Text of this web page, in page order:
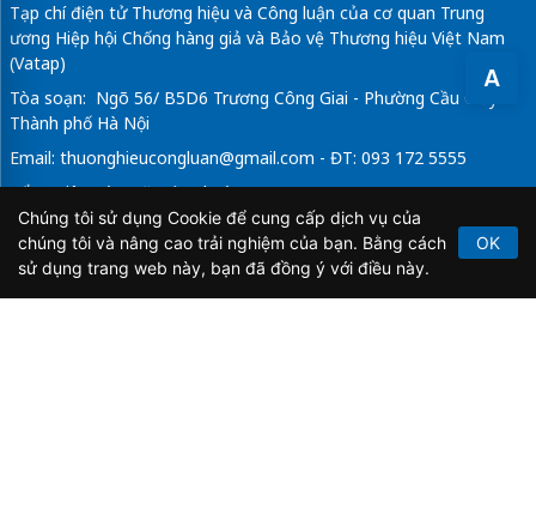
A
Tạp chí điện tử Thương hiệu và Công luận của cơ quan Trung
ương Hiệp hội Chống hàng giả và Bảo vệ Thương hiệu Việt Nam
(Vatap)
Tòa soạn: Ngõ 56/ B5D6 Trương Công Giai - Phường Cầu Giấy -
Thành phố Hà Nội
Email: thuonghieucongluan@gmail.com - ĐT: 093 172 5555
Tổng Biên Tập: Vũ Đức Thuận
Giấy phép hoạt động báo chí điện tử số 64/GP-BTTTT do Bộ
Thông tin và Truyền thông cấp ngày 21/2/2020.
Chúng tôi sử dụng Cookie để cung cấp dịch vụ của
chúng tôi và nâng cao trải nghiệm của bạn. Bằng cách
sử dụng trang web này, bạn đã đồng ý với điều này.
OK